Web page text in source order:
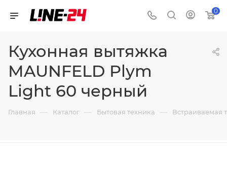
0
Кухонная вытяжка
MAUNFELD Plym
Light 60 черный
Главная — Каталог — Бытовая техника — Встраиваемая